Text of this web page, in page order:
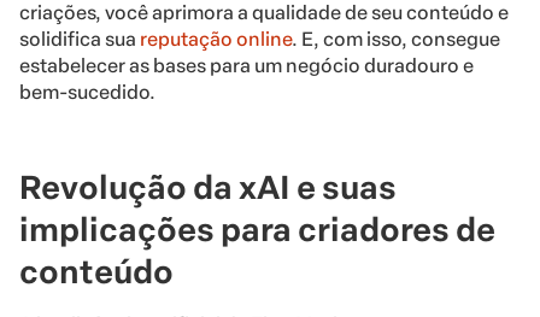
criações, você aprimora a qualidade de seu conteúdo e
solidifica sua reputação online. E, com isso, consegue
estabelecer as bases para um negócio duradouro e
bem-sucedido.
Revolução da xAI e suas
implicações para criadores de
conteúdo